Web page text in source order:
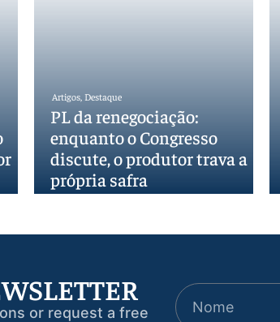
Artigos Destaque
PL da renegociação:
enquanto o Congresso
discute, o produtor trava a
própria safra
or request a free